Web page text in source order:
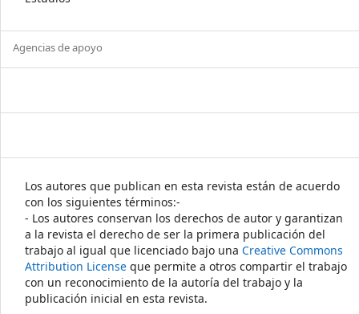
Agencias de apoyo
Los autores que publican en esta revista están de acuerdo
con los siguientes términos:-
- Los autores conservan los derechos de autor y garantizan
a la revista el derecho de ser la primera publicación del
trabajo al igual que licenciado bajo una Creative Commons
Attribution License que permite a otros compartir el trabajo
con un reconocimiento de la autoría del trabajo y la
publicación inicial en esta revista.